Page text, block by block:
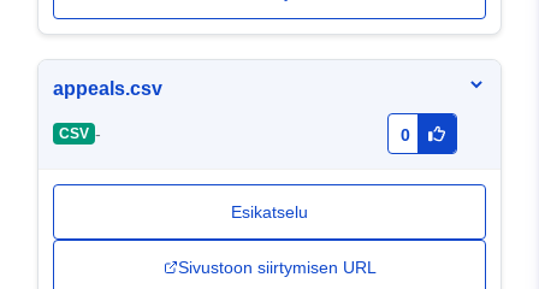
appeals.csv
CSV - 0
Esikatselu
Sivustoon siirtymisen URL